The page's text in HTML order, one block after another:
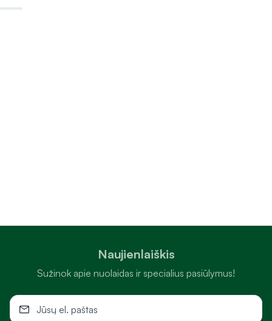
Naujienlaiškis
Sužinok apie nuolaidas ir specialius pasiūlymus!